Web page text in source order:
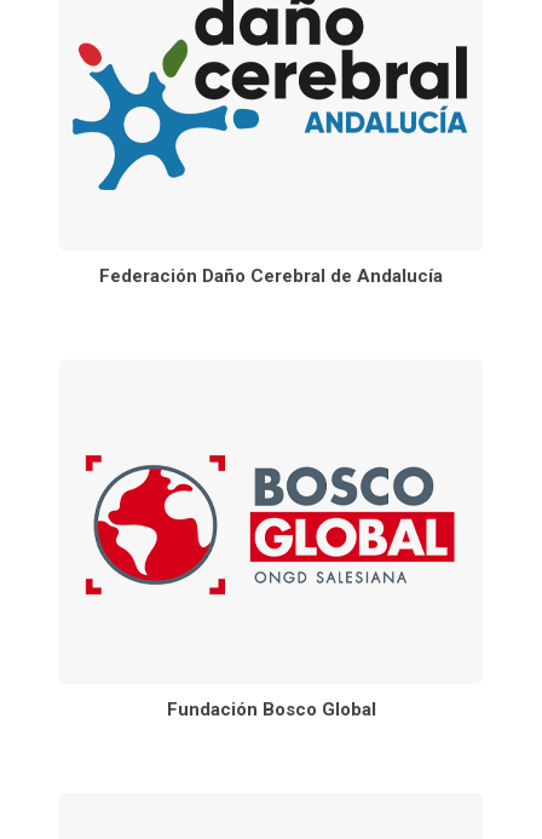
Federación Daño Cerebral de Andalucía
Fundación Bosco Global